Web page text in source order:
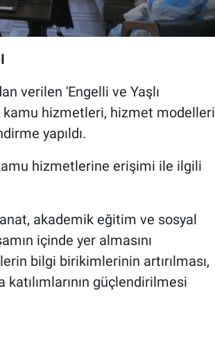
verilen 'Engelli ve Yaşlı
hizmetleri, hizmet modelleri
yapıldı.
hizmetlerine erişimi ile ilgili
akademik eğitim ve sosyal
içinde yer almasını
bilgi birikimlerinin artırılması,
güçlendirilmesi